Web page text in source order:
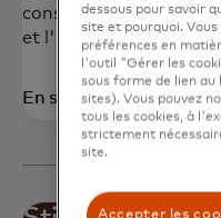
consommateurs en
et l'innovation.
En savoir plus
dessous pour savoir
site et pourquoi.
préférences en
l'outil "Gérer les
sous forme de lien
sites). Vous pouvez
tous les cookies, à
strictement
site.
Accepter les